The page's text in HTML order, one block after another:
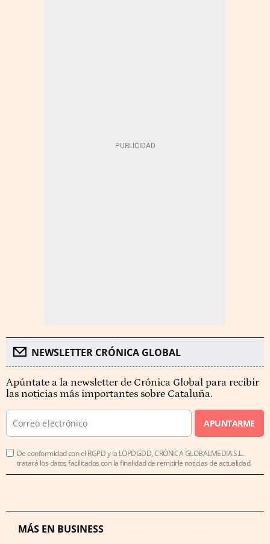
NEWSLETTER CRÓNICA GLOBAL
Apúntate a la newsletter de Crónica Global para recibir
las noticias más importantes sobre Cataluña.
APUNTARME
De conformidad con el RGPD y la LOPDGDD, CRÓNICA GLOBALMEDIA S.L.
tratará los datos facilitados con la finalidad de remitirle noticias de actualidad.
MÁS EN BUSINESS